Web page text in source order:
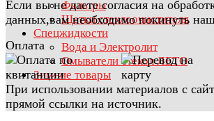
Фильтры
Щетки стеклоочистителя
Спецжидкости
Вода и Электролит
Омыватели стекол ЛЕТО
Зимние товары
Если вы не даете согласия на
данных,вам необходимо покинуть
Оплата
При использовании материалов с
прямой ссылки на источник.